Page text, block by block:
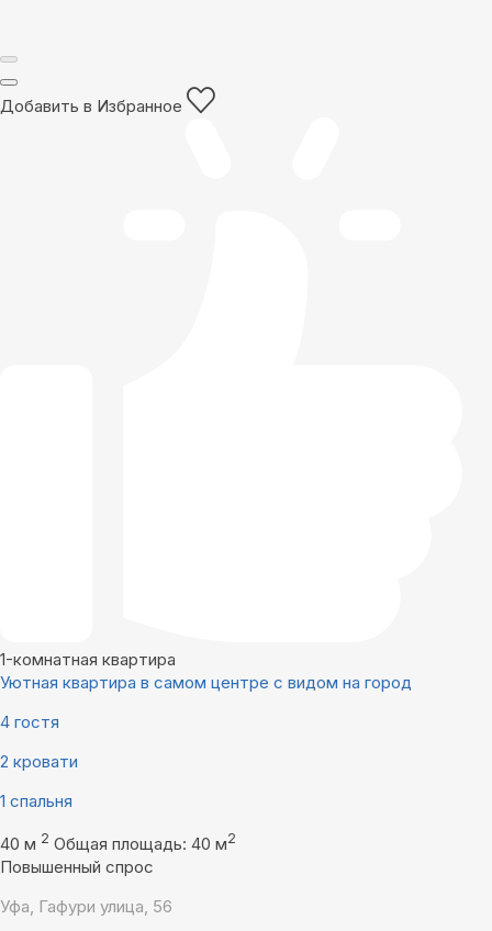
Добавить в Избранное
1-комнатная квартира
Уютная квартира в самом центре с видом на город
4 гостя
2 кровати
1 спальня
40 м 2 Общая площадь: 40 м2
Повышенный спрос
Уфа, Гафури улица, 56